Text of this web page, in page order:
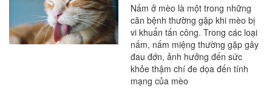
mèo
Nấm ở mèo là một trong những
căn bệnh thường gặp khi mèo bị
vi khuẩn tấn công. Trong các loại
nấm, nấm miệng thường gặp gây
đau đớn, ảnh hưởng đến sức
khỏe thậm chí đe dọa đến tính
mạng của mèo